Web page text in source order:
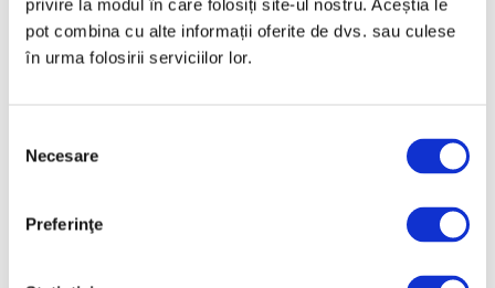
privire la modul în care folosiți site-ul nostru. Aceștia le
pot combina cu alte informații oferite de dvs. sau culese
în urma folosirii serviciilor lor.
consimțământului
Necesare
PreferinţeVictoria și prințului Albert, ținta